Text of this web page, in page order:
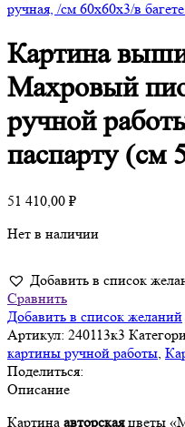
ручная, /см 60х60х3/в багете
Картина
Махровый
ручной
паспарту (см
51 410,00 ₽
Нет в наличии
Добавить в список
Сравнить
Добавить в список желаний
Артикул: 240113к3
картины ручной работы,
Поделиться:
Описание
Картина авторскаяцветы